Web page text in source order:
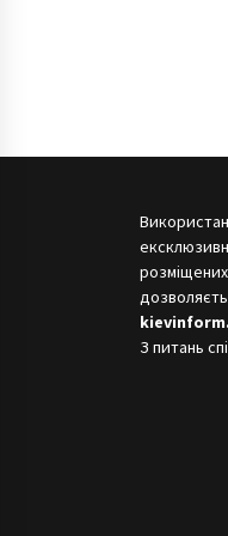
розміщених
З питань